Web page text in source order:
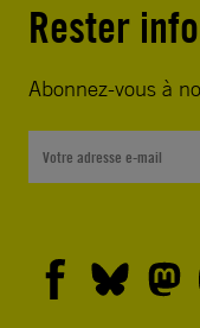
Rester
Abonnez-vous à